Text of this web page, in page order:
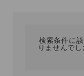
検索条件に
りませんで